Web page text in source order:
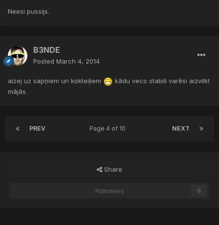
Neesi pussijs.
B3NDE
Posted March 4, 2014
aizej uz sapņiem un kokteiļiem
kādu veco stabili varēsi aizvilkt
mājās
PREV NEXT
Page 4 of 10
Share
Followers 0